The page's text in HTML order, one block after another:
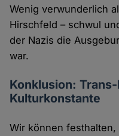
Wenig verwunderlich
Hirschfeld – schwul
der Nazis die
war.
Konklusion:
Kulturkonstante
Wir können